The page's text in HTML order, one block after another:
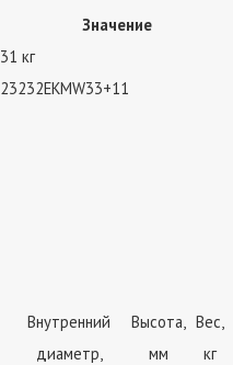
Значение
31 кг
23232EKMW33+11
Внутренний
диаметр,
Высота,
мм
Вес,
кг